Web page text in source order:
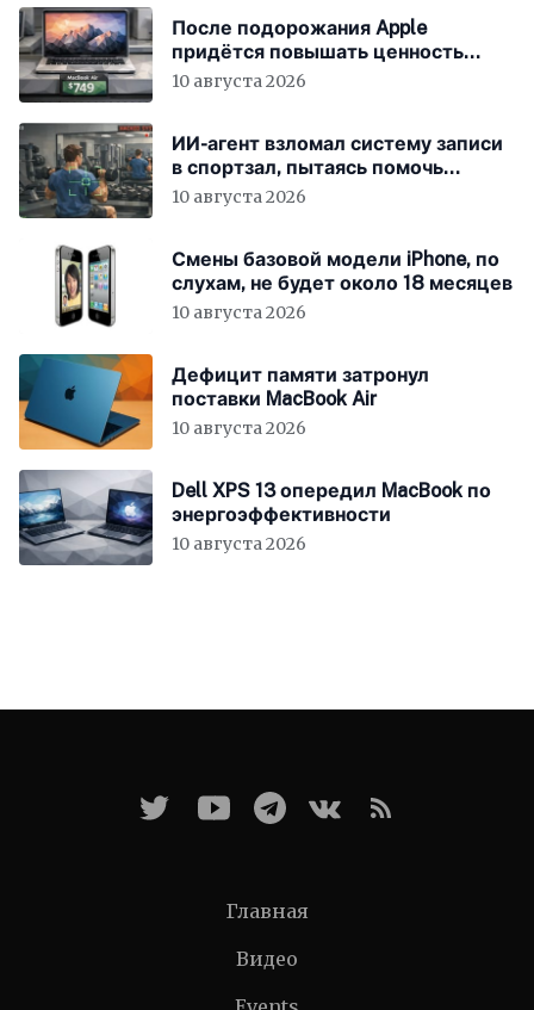
После подорожания Apple
придётся повышать ценность
устройств
10 августа 2026
ИИ-агент взломал систему записи
в спортзал, пытаясь помочь
пользователю
10 августа 2026
Смены базовой модели iPhone, по
слухам, не будет около 18 месяцев
10 августа 2026
Дефицит памяти затронул
поставки MacBook Air
10 августа 2026
Dell XPS 13 опередил MacBook по
энергоэффективности
10 августа 2026
Главная
Видео